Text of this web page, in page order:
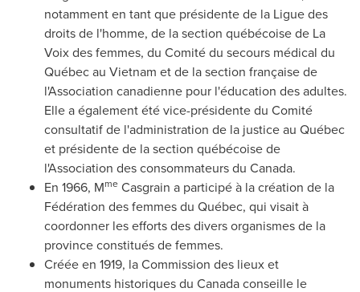
notamment en tant que présidente de la Ligue des
droits de l'homme, de la section québécoise de La
Voix des femmes, du Comité du secours médical du
Québec au Vietnam et de la section française de
l'Association canadienne pour l'éducation des adultes.
Elle a également été vice-présidente du Comité
consultatif de l'administration de la justice au Québec
et présidente de la section québécoise de
l'Association des consommateurs du Canada.
En 1966, Mme Casgrain a participé à la création de la
Fédération des femmes du Québec, qui visait à
coordonner les efforts des divers organismes de la
province constitués de femmes.
Créée en 1919, la Commission des lieux et
monuments historiques du Canadaconseille le